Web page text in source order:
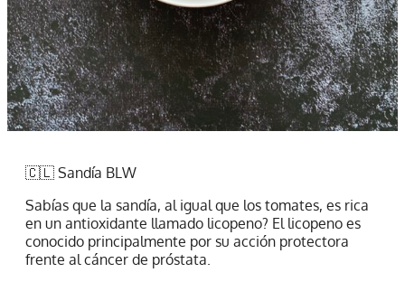
🇨🇱 Sandía BLW
Sabías que la sandía, al igual que los tomates, es rica
en un antioxidante llamado licopeno? El licopeno es
conocido principalmente por su acción protectora
frente al cáncer de próstata.